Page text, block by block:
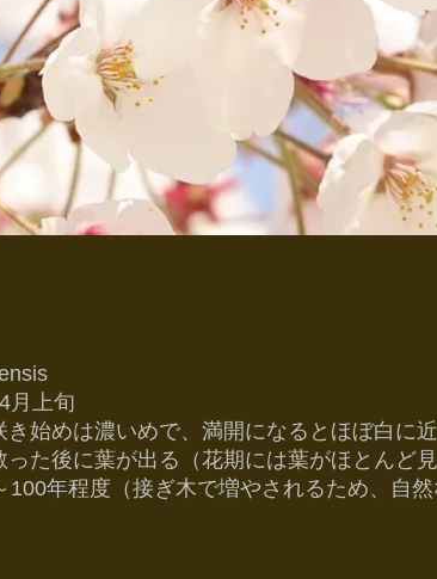
月上旬
始めは濃いめで、満開になるとほぼ白に近
った後に葉が出る（花期には葉がほとんど見
100年程度（接ぎ木で増やされるため、自